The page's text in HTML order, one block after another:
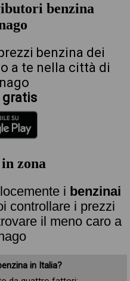
benzina
benzina dei
a te nella città di
gratis
zona
i benzinai
controllare i prezzi
il meno caro a
in Italia?